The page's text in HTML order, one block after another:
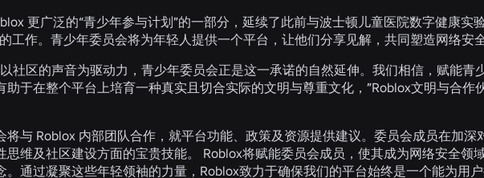
更广泛的“青少年参与计划”的一部分，延续了此前与波士顿儿童医院数字健康实
工作。青少年委员会将为年轻人提供一个平台，让他们分享见解，共同塑造网络安
社区的声音为驱动力，青少年委员会正是这一承诺的自然延伸。我们相信，赋能青
助于在整个平台上培育一种真实且切合实际的文明与尊重文化，”Roblox文明与合作
将与 Roblox 内部团队合作，就平台功能、政策及资源提供建议。委员会成员在加深
思维及社区建设方面的宝贵技能。 Roblox将赋能委员会成员，使其成为网络安全领
。通过凝聚这些年轻领袖的力量，Roblox致力于确保我们的平台始终是一个能为用